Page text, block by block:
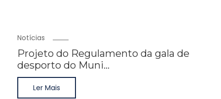
Notícias
Projeto do Regulamento da gala de
desporto do Muni...
Ler Mais